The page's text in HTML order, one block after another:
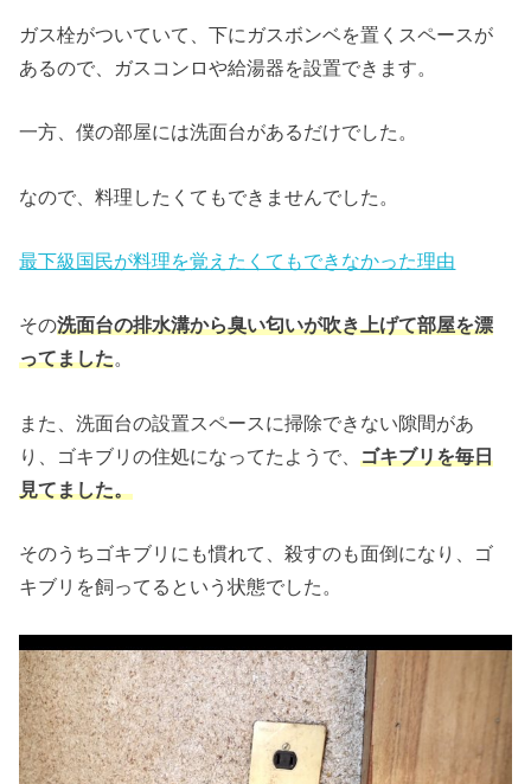
ガス栓がついていて、下にガスボンベを置くスペースが
あるので、ガスコンロや給湯器を設置できます。
一方、僕の部屋には洗面台があるだけでした。
なので、料理したくてもできませんでした。
最下級国民が料理を覚えたくてもできなかった理由
その洗面台の排水溝から臭い匂いが吹き上げて部屋を漂
ってました。
また、洗面台の設置スペースに掃除できない隙間があ
り、ゴキブリの住処になってたようで、ゴキブリを毎日
見てました。
そのうちゴキブリにも慣れて、殺すのも面倒になり、ゴ
キブリを飼ってるという状態でした。